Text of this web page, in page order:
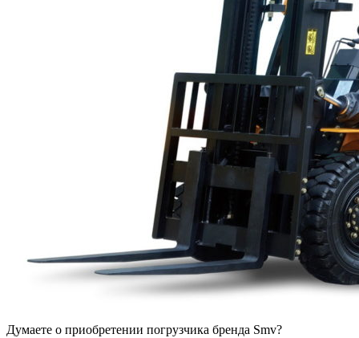
Думаете о приобретении погрузчика бренда Smv?